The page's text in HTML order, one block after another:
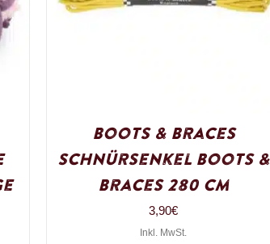
Boots & Braces
Schnürsenkel Boots &
Braces 280 cm
3,90€
Inkl. MwSt.